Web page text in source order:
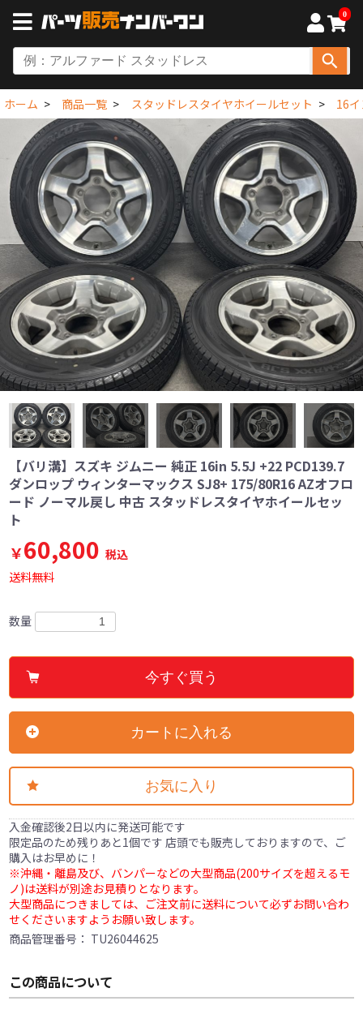
0
ホーム 商品一覧 スタッドレスタイヤホイールセット 16
【バリ溝】スズキ ジムニー 純正 16in 5.5J +22 PCD139.7
ダンロップ ウィンターマックス SJ8+ 175/80R16 AZオフロ
ード ノーマル戻し 中古 スタッドレスタイヤホイールセッ
ト
￥60,800 税込
送料無料
数量
今すぐ買う
カートに入れる
お気に入り
入金確認後2日以内に発送可能です
限定品のため残りあと1個です 店頭でも販売しておりますので、ご
購入はお早めに！
※沖縄・離島及び、バンパーなどの大型商品(200サイズを超えるモ
ノ)は送料が別途お見積りとなります。
大型商品につきましては、ご注文前に送料について必ずお問い合わ
せくださいますようお願い致します。
商品管理番号： TU26044625
この商品について